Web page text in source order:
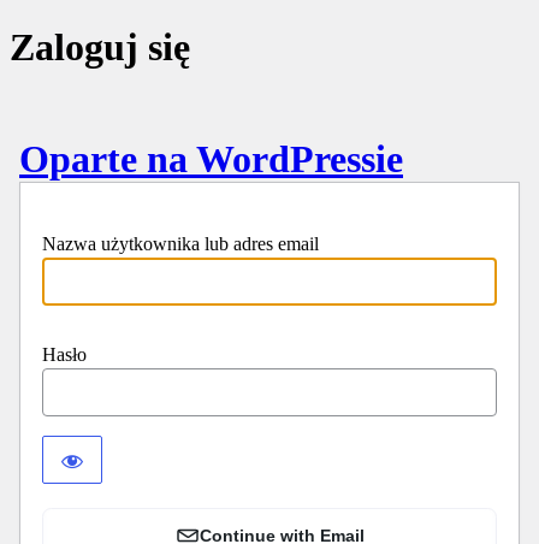
Zaloguj się
Oparte na WordPressie
Nazwa użytkownika lub adres email
Hasło
Continue with Email